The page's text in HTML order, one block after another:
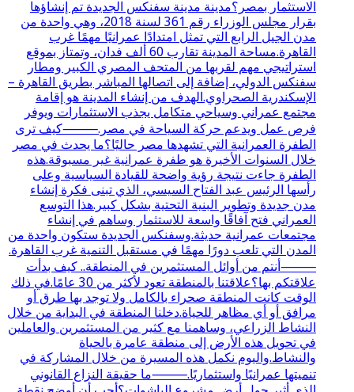
الاستثمار بمصر؟مدينة مدينة سفنكس الجديدة تم إنشاؤها
بقرار مجلس الوزراء رقم 361 لسنة 2018، وهي واحدة من
مدن الجيل الرابع التي تمثل امتدادًا عمرانيًا مهمًا غرب
القاهرة.مساحة المدينة تقارب 60 ألف فدان، وتمتاز بموقع
استراتيجي مهم لقربها من المتحف المصري الكبير ومطار
سفنكس الدولي، إضافة إلى اتصالها المباشر بطريق القاهرة –
الإسكندرية الصحراوي.الهدف من إنشاء المدينة هو إقامة
مجتمع عمراني وسياحي متكامل يجذب الاستثمارات ويوفر
فرص عمل ويدعم حركة السياحة في مصر.⸻كيف ترى
الطفرة العمرانية التي تشهدها مصر حاليًا؟ما يحدث في مصر
خلال السنوات الأخيرة هو طفرة عمرانية غير مسبوقة.هذه
الطفرة جاءت نتيجة رؤية واضحة للقيادة السياسية وعلى
رأسها الرئيس عبد الفتاح السيسي، الذي تبنى فكرة إنشاء
مدن جديدة وتطوير البنية التحتية بشكل كبير.هذا التوسع
العمراني فتح آفاقًا واسعة للاستثمار وساهم في إنشاء
مجتمعات عمرانية حديثة.وسفنكس الجديدة ستكون واحدة من
المدن التي تلعب دورًا مهمًا في مستقبل التنمية غرب القاهرة.
⸻أنتم من أوائل المستثمرين في المنطقة.. كيف بدأت
علاقتكم بها؟علاقتنا بالمنطقة تعود لأكثر من 30 عامًا.في ذلك
الوقت كانت المنطقة صحراء بالكامل ولا توجد بها طرق أو
مرافق أو أي مظاهر للحياة.دخلنا المنطقة في البداية من خلال
النشاط الزراعي، وساهمنا مع كثير من المستثمرين والعاملين
في تحويل هذه الأرض إلى منطقة عامرة بالحياة
والنشاط.واليوم نكمل هذه المسيرة من خلال المشاركة في
تنميتها عمرانيًا واستثماريًا.⸻ما حقيقة النزاع القانوني